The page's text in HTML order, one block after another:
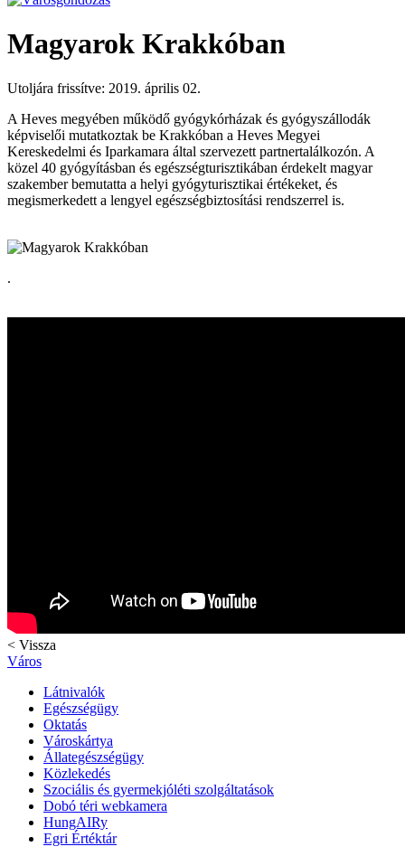
Magyarok Krakkóban
Utoljára frissítve: 2019. április 02.
A Heves megyében működő gyógykórházak és gyógyszállodák
képviselői mutatkoztak be Krakkóban a Heves Megyei
Kereskedelmi és Iparkamara által szervezett partnertalálkozón. A
közel 40 gyógyításban és egészségturisztikában érdekelt magyar
szakember bemutatta a helyi gyógyturisztikai értékeket, és
megismerkedett a lengyel egészségbiztosítási rendszerrel is.
.
< Vissza
Város
Látnivalók
Egészségügy
Oktatás
Városkártya
Állategészségügy
Közlekedés
Szociális és gyermekjóléti szolgáltatások
Dobó téri webkamera
HungAIRy
Egri Értéktár